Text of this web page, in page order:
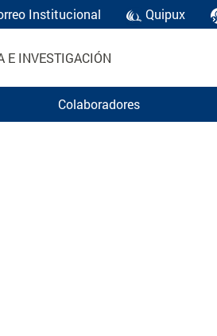
Institucional Quipux
E INVESTIGACIÓN
Colaboradores